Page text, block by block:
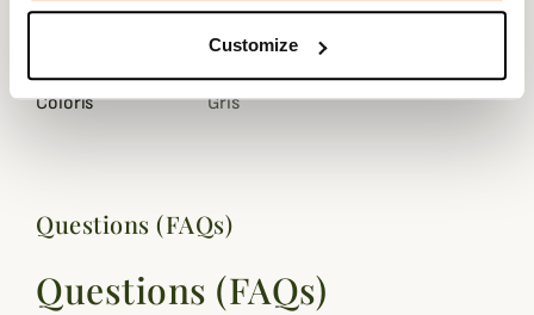
Customize
Longueur de 150 à 232 cm
Fiche technique
Coloris Gris
Questions (FAQs)
Questions (FAQs)